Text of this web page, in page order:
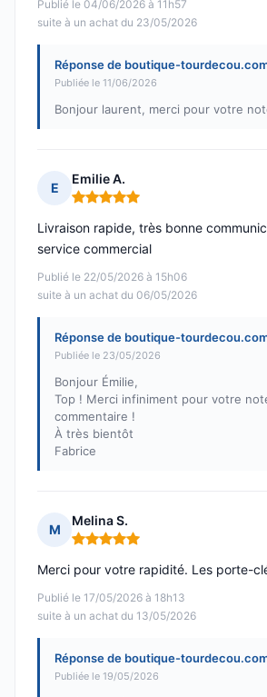
Publié le 04/06/2026 à 11h57
suite à un achat du 23/05/2026
Réponse de boutique-
Publiée le 11/06/2026
Bonjour laurent, merci pour votre
E
Emilie A.
Note : 5 sur 5
Publié le 22/05/2026 à 15h06
suite à un achat du 06/05/2026
Livraison rapide, très bonne
service commercial
Réponse de boutique-
Publiée le 23/05/2026
Bonjour Émilie,
Top ! Merci infiniment pour votre
commentaire !
À très bientôt
Fabrice
M
Melina S.
Note : 5 sur 5
Publié le 17/05/2026 à 18h13
suite à un achat du 13/05/2026
Merci pour votre rapidité. Les porte-
Réponse de boutique-
Publiée le 19/05/2026